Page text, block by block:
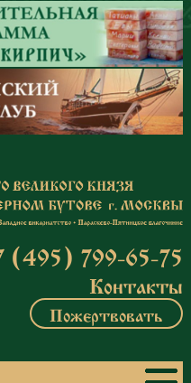
(495) 799-65-75
Контакты
Пожертвовать